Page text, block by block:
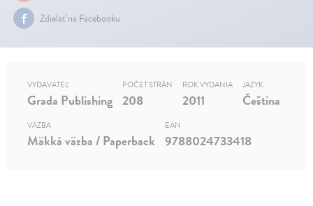
Zdielať na Facebooku
VYDAVATEĽ
Grada Publishing
POČET STRÁN
208
ROK VYDANIA
2011
JAZYK
Čeština
VÄZBA
Mäkká väzba / Paperback
EAN
9788024733418